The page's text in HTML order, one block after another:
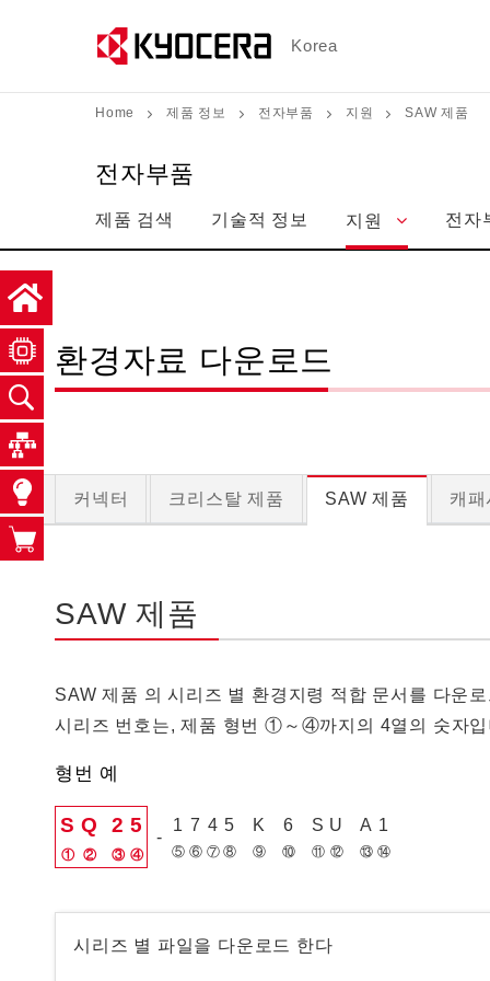
移
動
Korea
Home 제품 정보 전자부품 지원 SAW 제품
전자부품
제품 검색 기술적 정보 지원 전자
환경자료 다운로드
커넥터 크리스탈 제품 SAW 제품 캐패
SAW 제품
SAW 제품 의 시리즈 별 환경지령 적합 문서를 다운
시리즈 번호는, 제품 형번 ①～④까지의 4열의 숫자입
형번 예
S Q 2 5 -
1 7 4 5 K 6 S U A 1
시리즈 별 파일을 다운로드 한다